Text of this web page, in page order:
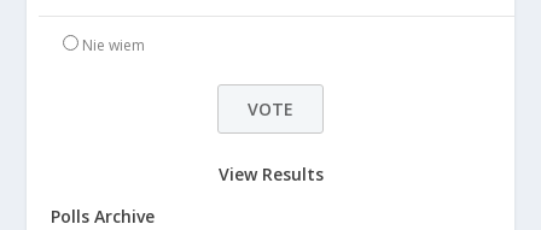
Nie wiem
View Results
Polls Archive